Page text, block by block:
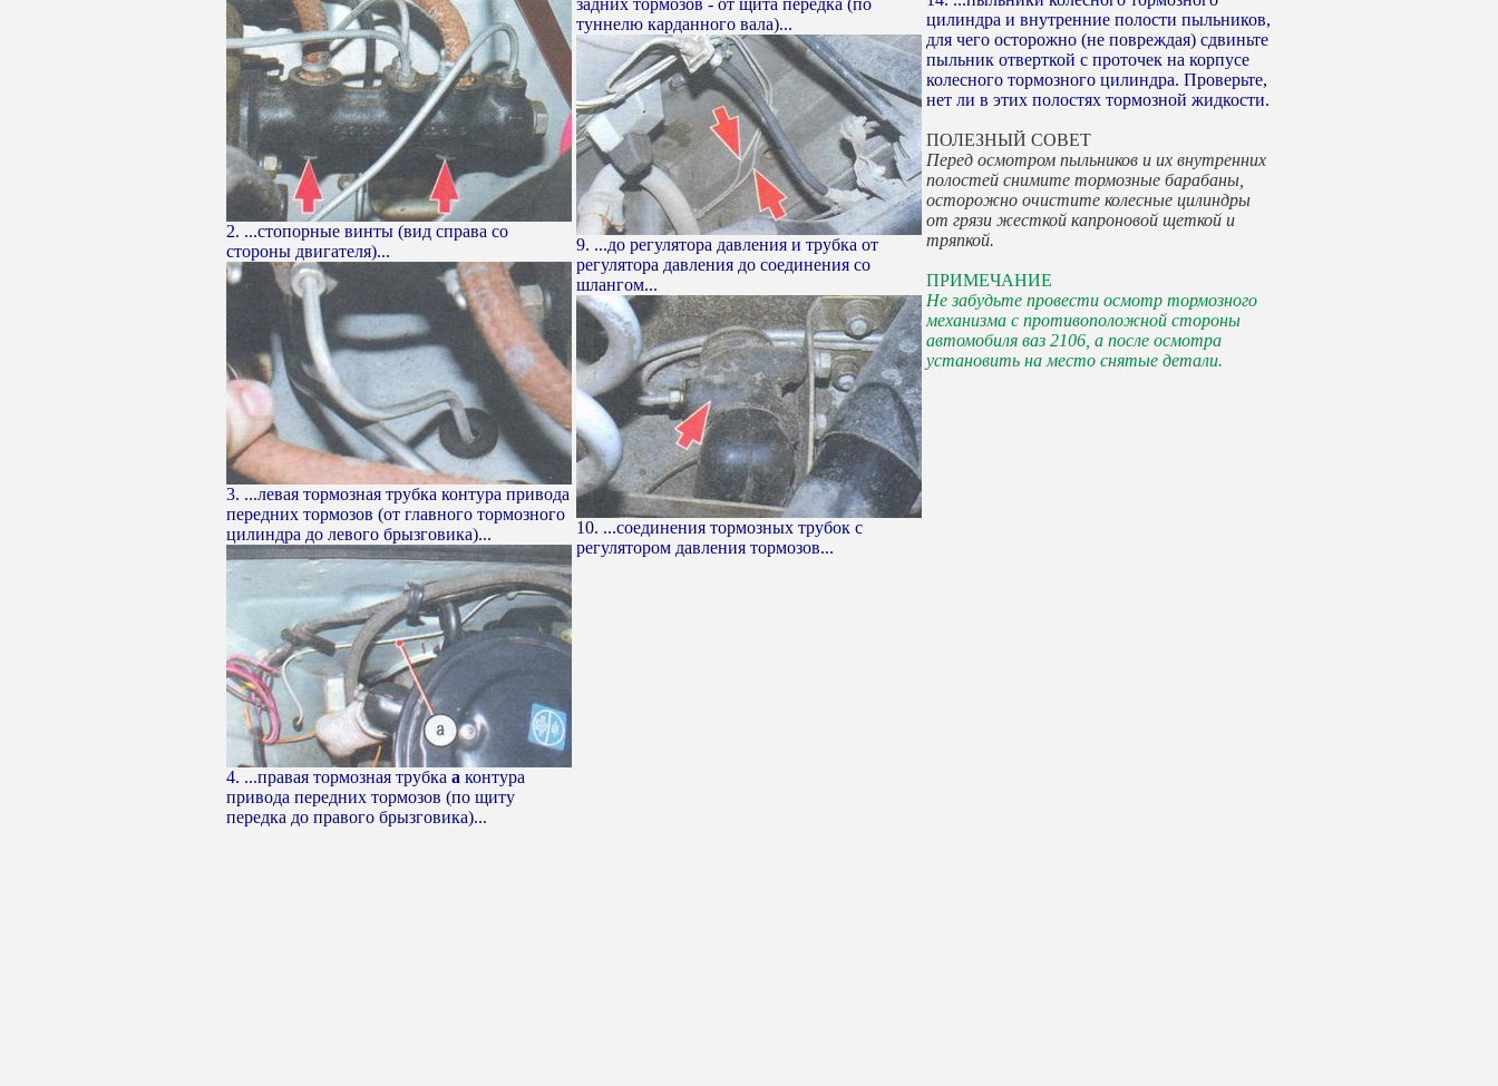
2. ...стопорные винты (вид справа со
стороны двигателя)...
3. ...левая тормозная трубка контура привода
передних тормозов (от главного тормозного
цилиндра до левого брызговика)...
4. ...правая тормозная трубка а контура
привода передних тормозов (по щиту
передка до правого брызговика)...
туннелю карданного вала)...
9. ...до регулятора давления и трубка от
регулятора давления до соединения со
шлангом...
10. ...соединения тормозных трубок с
регулятором давления тормозов...
цилиндра и внутренние полости пыльников,
для чего осторожно (не повреждая) сдвиньте
пыльник отверткой с проточек на корпусе
колесного тормозного цилиндра. Проверьте,
нет ли в этих полостях тормозной жидкости.
ПОЛЕЗНЫЙ СОВЕТ
Перед осмотром пыльников и их внутренних
полостей снимите тормозные барабаны,
осторожно очистите колесные цилиндры
от грязи жесткой капроновой щеткой и
тряпкой.
ПРИМЕЧАНИЕ
Не забудьте провести осмотр тормозного
механизма с противоположной стороны
автомобиля ваз 2106, а после осмотра
установить на место снятые детали.